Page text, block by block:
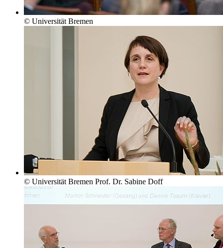
© Universität Bremen
© Universität Bremen Prof. Dr. Sabine Doff